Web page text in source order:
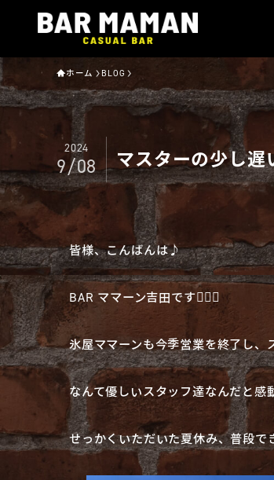
ホーム BLOG
マスターの少し
2024
9/08
皆様、こんばんは♪
BAR ママーン吉田です🧔🏻‍♂️
氷屋ママーンも今季営業を終了し
なんて優しいスタッフ達なんだと
せっかくいただいた夏休み、普段